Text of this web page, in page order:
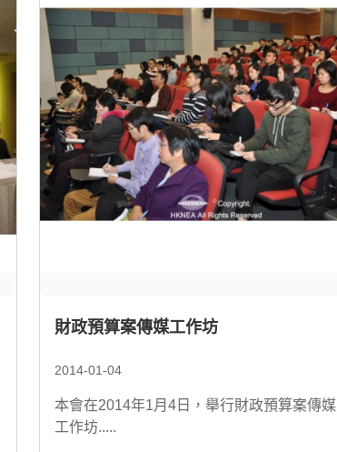
財政預算案傳媒工作坊
2014-01-04
本會在2014年1月4日，舉行財政預算案傳媒
工作坊.....